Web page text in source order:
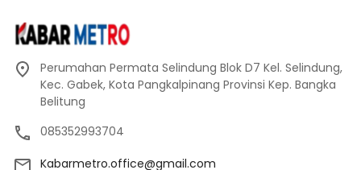
Perumahan Permata Selindung Blok D7 Kel. Selindung,
Kec. Gabek, Kota Pangkalpinang Provinsi Kep. Bangka
Belitung
085352993704
Kabarmetro.office@gmail.com